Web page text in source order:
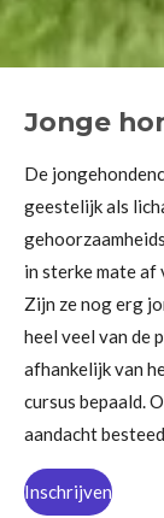
Jonge
De
geestelijk als
in sterke mate af
Zijn ze nog erg
heel veel van de
afhankelijk van
cursus bepaald.
aandacht
Inschrijven